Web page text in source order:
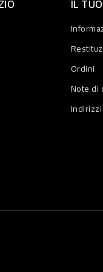
Ordini
Note di
Indirizzi